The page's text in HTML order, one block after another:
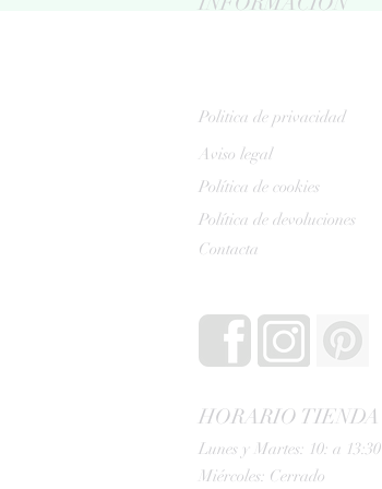
Politica de privacidad
Aviso legal
Política de cookies
Política de devoluciones
Contacta
HORARIO TIENDA
Lunes y Martes: 10: a 13:30
Miércoles: Cerrado